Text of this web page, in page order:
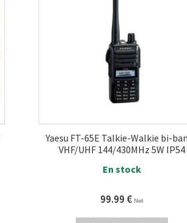
Yaesu FT-65E Talkie-Walkie bi-
VHF/UHF 144/430MHz 5W IP54
En stock
99.99 € Net